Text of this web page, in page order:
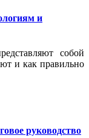
и
собой
и как правильно
руководство